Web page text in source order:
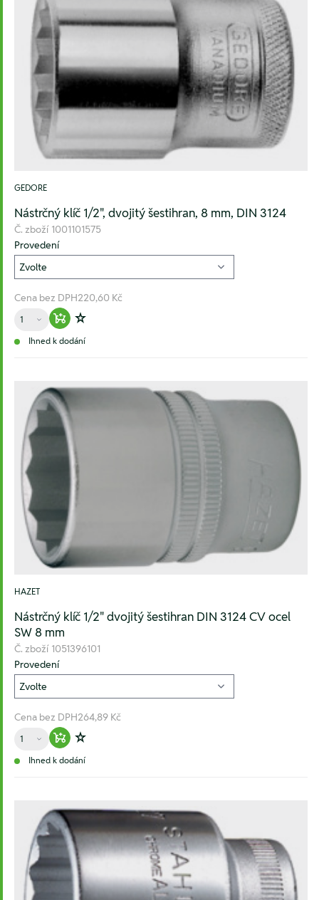
GEDORE
Nástrčný klíč 1/2", dvojitý šestihran, 8 mm, DIN 3124
Č. zboží 1001101575
Provedení
Cena bez DPH220,60 Kč
Množství
Warenkorb hinzufügen
Zur Wunschliste hinzufügen
Ihned k dodání
HAZET
Nástrčný klíč 1/2" dvojitý šestihran DIN 3124 CV ocel
SW 8 mm
Č. zboží 1051396101
Provedení
Cena bez DPH264,89 Kč
Množství
Warenkorb hinzufügen
Zur Wunschliste hinzufügen
Ihned k dodání